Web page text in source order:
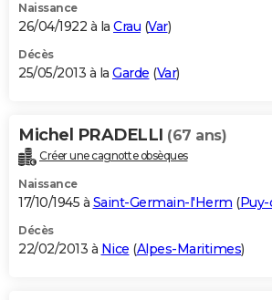
Naissance
26/04/1922 à la Crau (Var)
Décès
25/05/2013 à la Garde (Var)
Michel PRADELLI (67 ans)
Créer une cagnotte obsèques
Naissance
17/10/1945 à Saint-Germain-l'Herm (
Décès
22/02/2013 à Nice (Alpes-Maritimes)